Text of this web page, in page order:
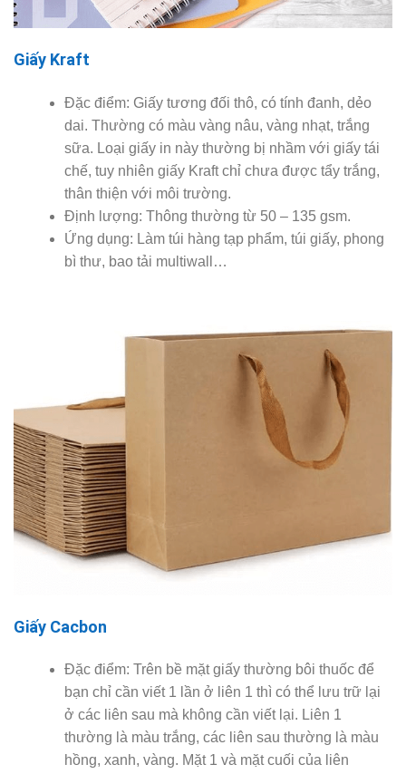
Giấy Kraft
Đặc điểm: Giấy tương đối thô, có tính đanh, dẻo
dai. Thường có màu vàng nâu, vàng nhạt, trắng
sữa. Loại giấy in này thường bị nhầm với giấy tái
chế, tuy nhiên giấy Kraft chỉ chưa được tẩy trắng,
thân thiện với môi trường.
Định lượng: Thông thường từ 50 – 135 gsm.
Ứng dụng: Làm túi hàng tạp phẩm, túi giấy, phong
bì thư, bao tải multiwall…
Giấy Cacbon
Đặc điểm: Trên bề mặt giấy thường bôi thuốc để
bạn chỉ cần viết 1 lần ở liên 1 thì có thể lưu trữ lại
ở các liên sau mà không cần viết lại. Liên 1
thường là màu trắng, các liên sau thường là màu
hồng, xanh, vàng. Mặt 1 và mặt cuối của liên